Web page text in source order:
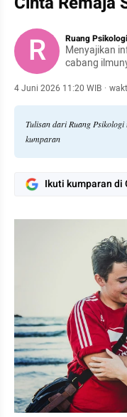
R Ruang Psikologi
Menyajikan
cabang
4 Juni 2026 11:20 WIB ·
Tulisan dari Ruang
kumparan
Ikuti kumparan di